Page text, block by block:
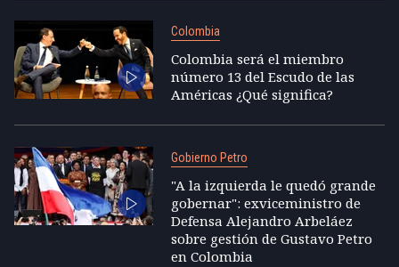
Colombia
Colombia será el miembro
número 13 del Escudo de las
Américas ¿Qué significa?
Gobierno Petro
"A la izquierda le quedó grande
gobernar": exviceministro de
Defensa Alejandro Arbeláez
sobre gestión de Gustavo Petro
en Colombia